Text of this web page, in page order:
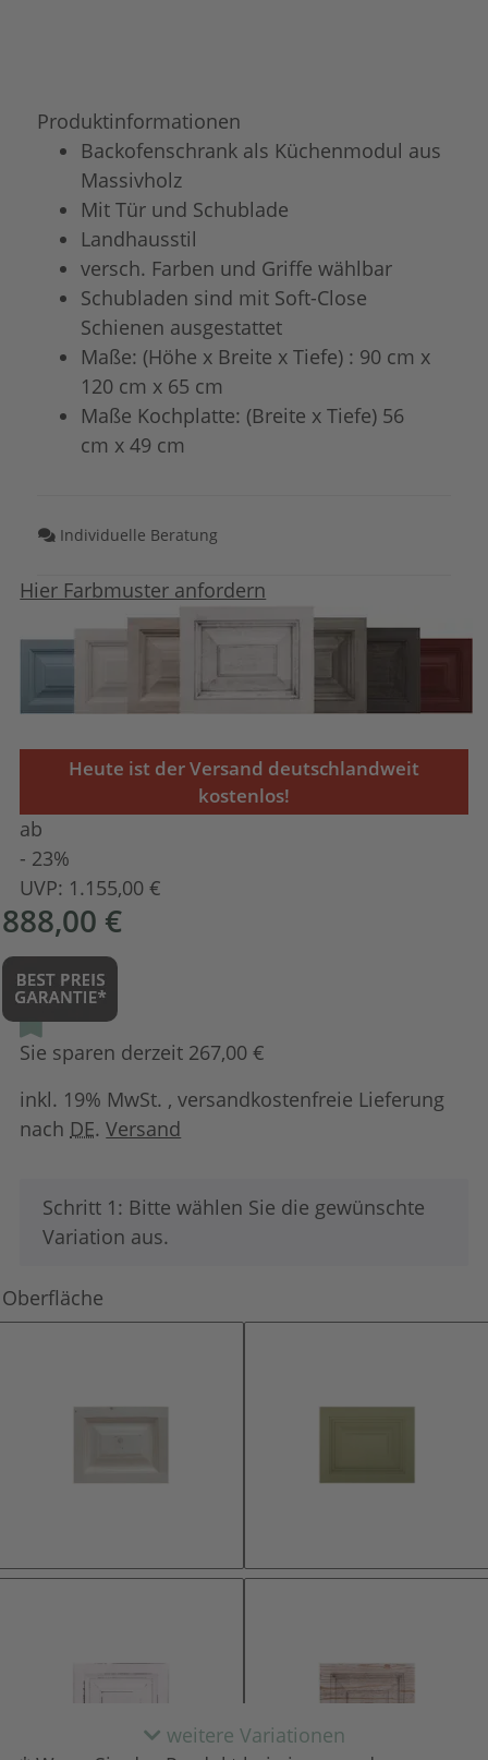
Produktinformationen
Backofenschrank als Küchenmodul aus
Massivholz
Mit Tür und Schublade
Landhausstil
versch. Farben und Griffe wählbar
Schubladen sind mit Soft-Close
Schienen ausgestattet
Maße: (Höhe x Breite x Tiefe) : 90 cm x
120 cm x 65 cm
Maße Kochplatte: (Breite x Tiefe) 56
cm x 49 cm
Individuelle Beratung
Hier Farbmuster anfordern
Heute ist der Versand deutschlandweit
kostenlos!
ab
- 23%
UVP: 1.155,00 €
888,00 €
Sie sparen derzeit 267,00 €
inkl. 19% MwSt. , versandkostenfreie Lieferung
nach DE.Versand
x
Schritt 1: Bitte wählen Sie die gewünschte
Variation aus.
Oberfläche
natur (unlackiert) lackiert
weitere Variationen